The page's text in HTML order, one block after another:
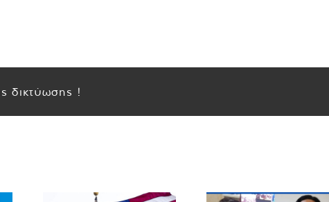
δικτύωσης !